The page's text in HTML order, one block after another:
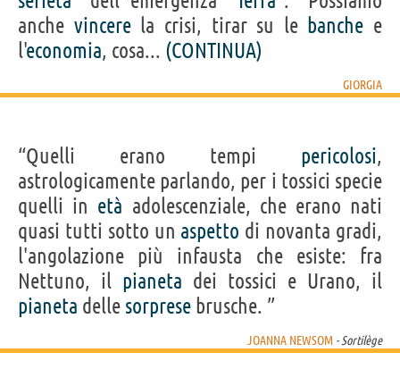
anche vincerela crisi, tirar su le banche e
l'economia, cosa... (CONTINUA)
GIORGIA
“Quelli erano tempi pericolosi,
astrologicamente parlando, per i tossici specie
quelli in età adolescenziale, che erano nati
quasi tutti sotto un aspetto di novanta gradi,
l'angolazione più infausta che esiste: fra
Nettuno, il pianeta dei tossici e Urano, il
pianeta delle sorprese brusche. ”
JOANNA NEWSOM - Sortilège